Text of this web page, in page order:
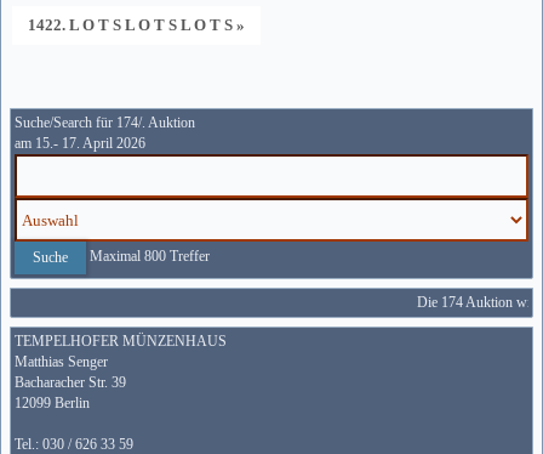
1422. L O T S L O T S L O T S »
Suche/Search für 174/. Auktion
am 15.- 17. April 2026
Maximal 800 Treffer
Die 174 Auktion
TEMPELHOFER MÜNZENHAUS
Matthias Senger
Bacharacher Str. 39
12099 Berlin
Tel.: 030 / 626 33 59